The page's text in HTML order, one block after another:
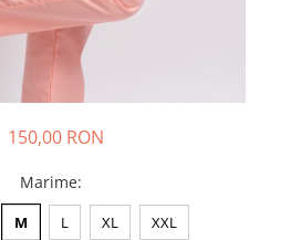
150,00 RON
Marime:
M L XL XXL